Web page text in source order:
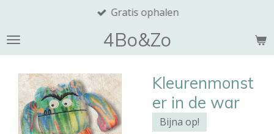
naar
de
hoofdinhoud
4Bo&Zo
Gratis ophalen
Kleurenmonst
er in de war
Bijna op!